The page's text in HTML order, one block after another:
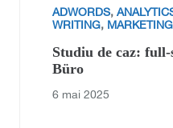
ADWORDS,
WRITING, MARKETING
Studiu de caz:
Büro
6 mai 2025